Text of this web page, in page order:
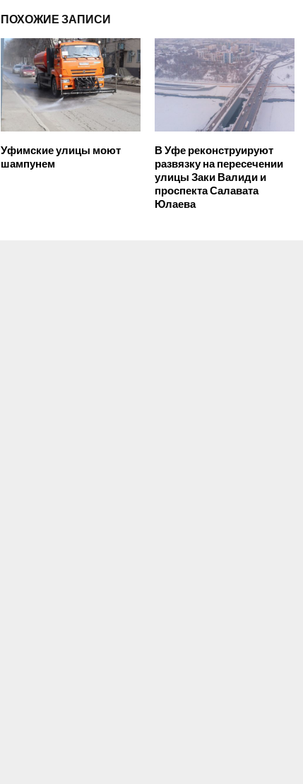
ПОХОЖИЕ ЗАПИСИ
Уфимские улицы моют
шампунем
В Уфе реконструируют
развязку на пересечении
улицы Заки Валиди и
проспекта Салавата
Юлаева